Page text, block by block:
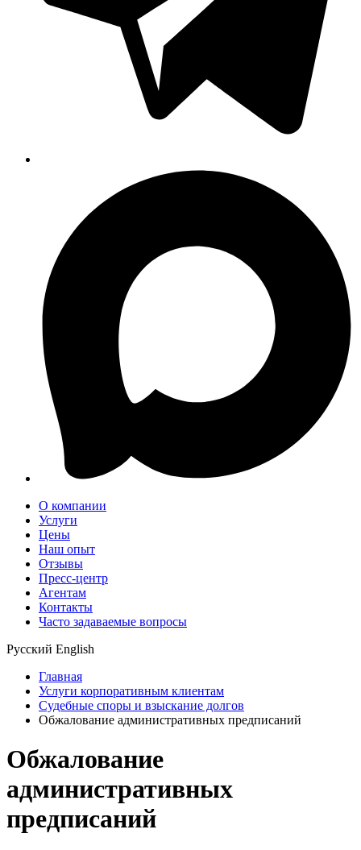
О компании
Услуги
Цены
Наш опыт
Отзывы
Пресс-центр
Агентам
Контакты
Часто задаваемые вопросы
Русский English
Главная
Услуги корпоративным клиентам
Судебные споры и взыскание долгов
Обжалование административных предписаний
Обжалование
административных
предписаний